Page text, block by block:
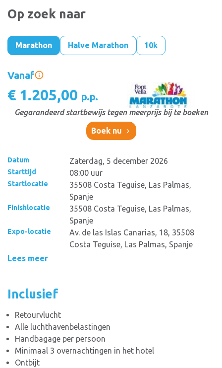
Op zoek naar
Marathon Halve Marathon 10k
Vanaf
€ 1.205,00 p.p.
Gegarandeerd startbewijs tegen meerprijs bij te boeken
Boek nu
Datum Zaterdag, 5 december 2026
Starttijd 08:00 uur
Startlocatie
35508 Costa Teguise, Las Palmas,
Spanje
Finishlocatie
35508 Costa Teguise, Las Palmas,
Spanje
Expo-locatie
Av. de las Islas Canarias, 18, 35508
Costa Teguise, Las Palmas, Spanje
Lees meer
Inclusief
Retourvlucht
Alle luchthavenbelastingen
Handbagage per persoon
Minimaal 3 overnachtingen in het hotel
Ontbijt